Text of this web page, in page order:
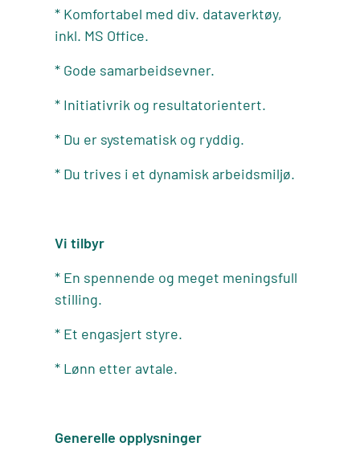
* Komfortabel med div. dataverktøy,
inkl. MS Office.
* Gode samarbeidsevner.
* Initiativrik og resultatorientert.
* Du er systematisk og ryddig.
* Du trives i et dynamisk arbeidsmiljø.
Vi tilbyr
* En spennende og meget meningsfull
stilling.
* Et engasjert styre.
* Lønn etter avtale.
Generelle opplysninger